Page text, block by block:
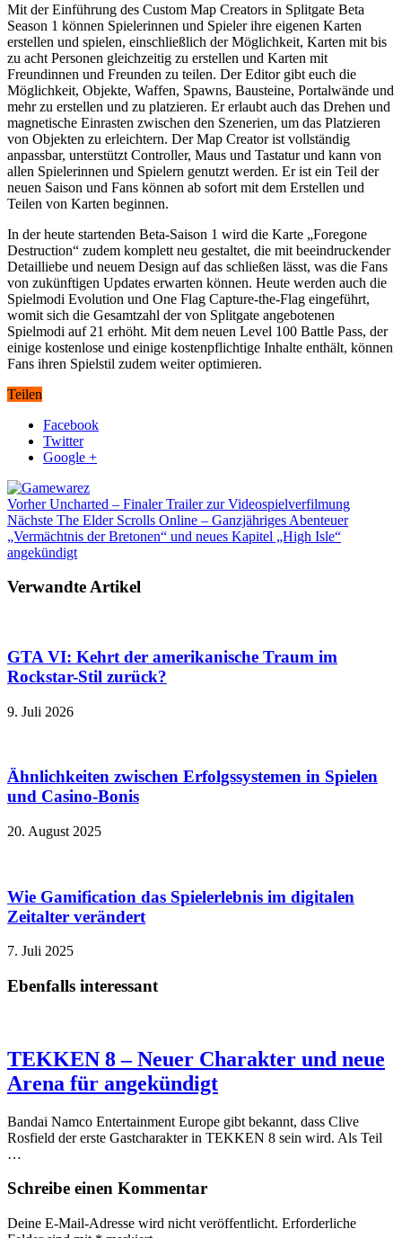
Mit der Einführung des Custom Map Creators in Splitgate Beta
Season 1 können Spielerinnen und Spieler ihre eigenen Karten
erstellen und spielen, einschließlich der Möglichkeit, Karten mit bis
zu acht Personen gleichzeitig zu erstellen und Karten mit
Freundinnen und Freunden zu teilen. Der Editor gibt euch die
Möglichkeit, Objekte, Waffen, Spawns, Bausteine, Portalwände und
mehr zu erstellen und zu platzieren. Er erlaubt auch das Drehen und
magnetische Einrasten zwischen den Szenerien, um das Platzieren
von Objekten zu erleichtern. Der Map Creator ist vollständig
anpassbar, unterstützt Controller, Maus und Tastatur und kann von
allen Spielerinnen und Spielern genutzt werden. Er ist ein Teil der
neuen Saison und Fans können ab sofort mit dem Erstellen und
Teilen von Karten beginnen.
In der heute startenden Beta-Saison 1 wird die Karte „Foregone
Destruction“ zudem komplett neu gestaltet, die mit beeindruckender
Detailliebe und neuem Design auf das schließen lässt, was die Fans
von zukünftigen Updates erwarten können. Heute werden auch die
Spielmodi Evolution und One Flag Capture-the-Flag eingeführt,
womit sich die Gesamtzahl der von Splitgate angebotenen
Spielmodi auf 21 erhöht. Mit dem neuen Level 100 Battle Pass, der
einige kostenlose und einige kostenpflichtige Inhalte enthält, können
Fans ihren Spielstil zudem weiter optimieren.
Teilen
Facebook
Twitter
Google +
VorherUncharted – Finaler Trailer zur Videospielverfilmung
Nächste The Elder Scrolls Online – Ganzjähriges Abenteuer
„Vermächtnis der Bretonen“ und neues Kapitel „High Isle“
angekündigt
Verwandte Artikel
GTA VI: Kehrt der amerikanische Traum im
Rockstar-Stil zurück?
9. Juli 2026
Ähnlichkeiten zwischen Erfolgssystemen in Spielen
und Casino‑Bonis
20. August 2025
Wie Gamification das Spielerlebnis im digitalen
Zeitalter verändert
7. Juli 2025
Ebenfalls interessant
TEKKEN 8 – Neuer Charakter und neue
Arena für angekündigt
Bandai Namco Entertainment Europe gibt bekannt, dass Clive
Rosfield der erste Gastcharakter in TEKKEN 8 sein wird. Als Teil
…
Schreibe einen Kommentar
Deine E-Mail-Adresse wird nicht veröffentlicht. Erforderliche